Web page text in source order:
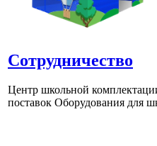
Сотрудничество
Центр школьной
поставок Оборудования для